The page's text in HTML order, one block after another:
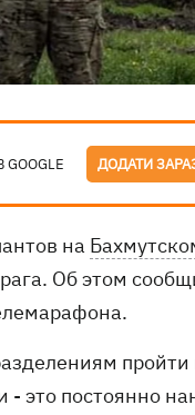
ДОДАТИ
на
Об этом
это постоянно